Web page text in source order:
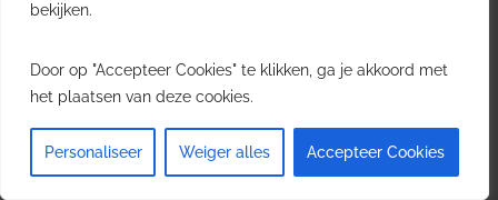
bekijken.
Door op "Accepteer Cookies" te klikken, ga je akkoord met
het plaatsen van deze cookies.
Personaliseer Weiger alles Accepteer Cookies
Job plaatsen
Ontvang elke week het belangrijkste nieuws, trends en
inzichten uit de Belgische logistieke sector in uw inbox.
Ontvang je gratis